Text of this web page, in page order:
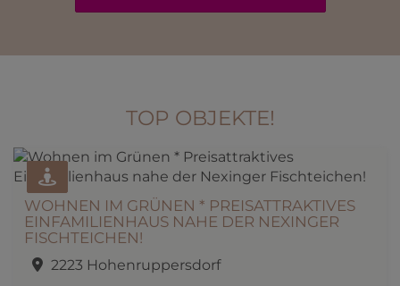
TOP OBJEKTE!
WOHNEN IM GRÜNEN * PREISATTRAKTIVES
EINFAMILIENHAUS NAHE DER NEXINGER
FISCHTEICHEN!
2223 Hohenruppersdorf